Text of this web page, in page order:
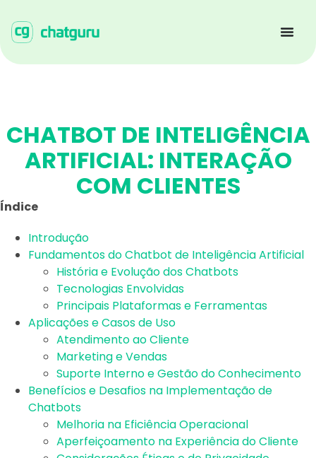
CHATBOT DE INTELIGÊNCIA
ARTIFICIAL: INTERAÇÃO
COM CLIENTES
Índice
Introdução
Fundamentos do Chatbot de Inteligência Artificial
História e Evolução dos Chatbots
Tecnologias Envolvidas
Principais Plataformas e Ferramentas
Aplicações e Casos de Uso
Atendimento ao Cliente
Marketing e Vendas
Suporte Interno e Gestão do Conhecimento
Benefícios e Desafios na Implementação de
Chatbots
Melhoria na Eficiência Operacional
Aperfeiçoamento na Experiência do Cliente